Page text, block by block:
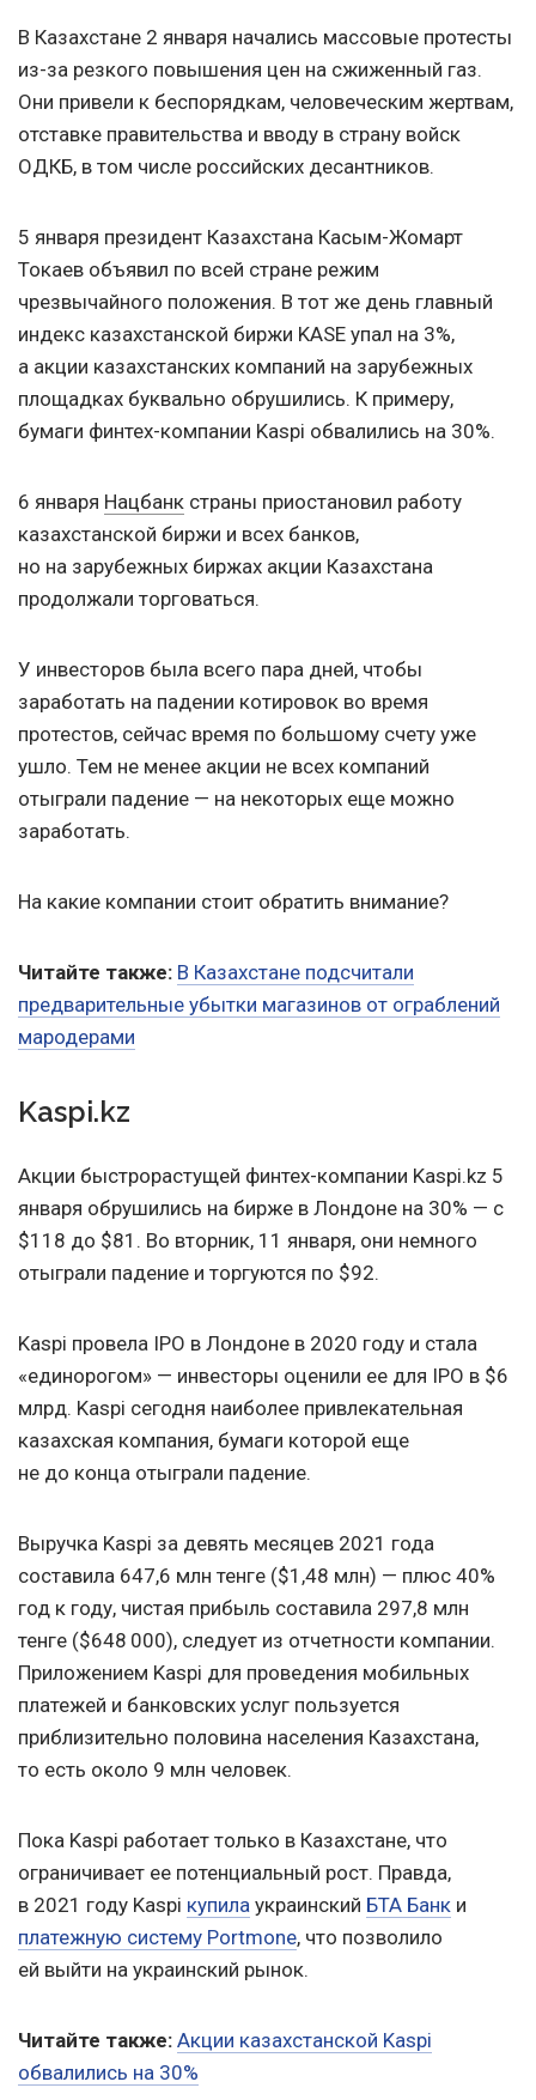
В Казахстане 2 января начались массовые протесты
из-за резкого повышения цен на сжиженный газ.
Они привели к беспорядкам, человеческим жертвам,
отставке правительства и вводу в страну войск
ОДКБ, в том числе российских десантников.
5 января президент Казахстана Касым-Жомарт
Токаев объявил по всей стране режим
чрезвычайного положения. В тот же день главный
индекс казахстанской биржи KASE упал на 3%,
а акции казахстанских компаний на зарубежных
площадках буквально обрушились. К примеру,
бумаги финтех-компании Kaspi обвалились на 30%.
6 января Нацбанк страны приостановил работу
казахстанской биржи и всех банков,
но на зарубежных биржах акции Казахстана
продолжали торговаться.
У инвесторов была всего пара дней, чтобы
заработать на падении котировок во время
протестов, сейчас время по большому счету уже
ушло. Тем не менее акции не всех компаний
отыграли падение — на некоторых еще можно
заработать.
На какие компании стоит обратить внимание?
Читайте также: В Казахстане подсчитали
предварительные убытки магазинов от ограблений
мародерами
Kaspi.kz
Акции быстрорастущей финтех-компании Kaspi.kz 5
января обрушились на бирже в Лондоне на 30% — с
$118 до $81. Во вторник, 11 января, они немного
отыграли падение и торгуются по $92.
Kaspi провела IPO в Лондоне в 2020 году и стала
«единорогом» — инвесторы оценили ее для IPO в $6
млрд. Kaspi сегодня наиболее привлекательная
казахская компания, бумаги которой еще
не до конца отыграли падение.
Выручка Kaspi за девять месяцев 2021 года
составила 647,6 млн тенге ($1,48 млн) — плюс 40%
год к году, чистая прибыль составила 297,8 млн
тенге ($648 000), следует из отчетности компании.
Приложением Kaspi для проведения мобильных
платежей и банковских услуг пользуется
приблизительно половина населения Казахстана,
то есть около 9 млн человек.
Пока Kaspi работает только в Казахстане, что
ограничивает ее потенциальный рост. Правда,
в 2021 году Kaspi купила украинский БТА Банк и
платежную систему Portmone, что позволило
ей выйти на украинский рынок.
Читайте также: Акции казахстанской Kaspi
обвалились на 30%